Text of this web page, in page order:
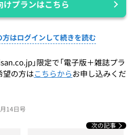
けプランはこちら
はログインして続きを読む
」限定で「電子版＋雑誌プラ
望の方はこちらからお申し込みくだ
14日号
次の記事